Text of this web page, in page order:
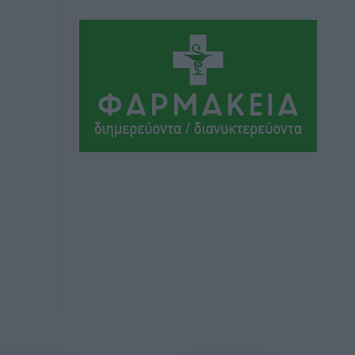
προόδου η ίδρυση Ακαδημίας
πριν 3 ώρες
Ιππότες: Με το βλέμμα στραμμένο στο
μέλλον
Αθλητικά• πριν 3 ώρες